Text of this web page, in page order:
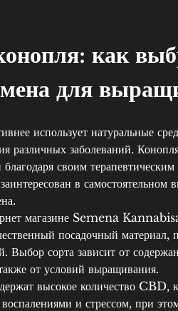
как
для
использует натуральные
различных заболеваний.
своим
в самостоятельном
магазине Semena
посадочный материал,
Выбор сорта зависит от
от условий выращивания.
высокое количество CBD,
воспалениями и стрессом, при